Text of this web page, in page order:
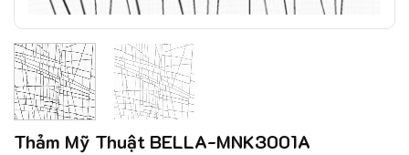
Thảm Mỹ Thuật BELLA-MNK3001A